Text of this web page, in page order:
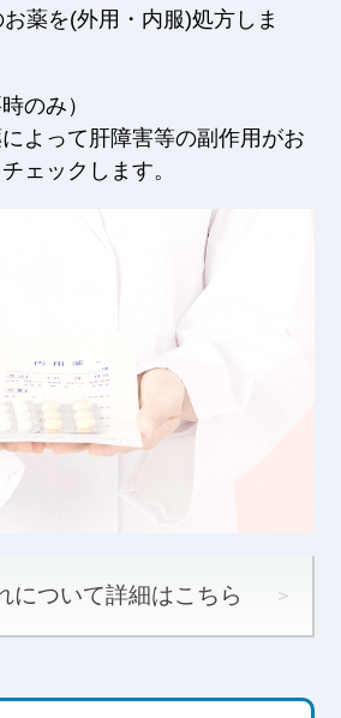
薬を(外用・内服)処方しま
のみ）
よって肝障害等の副作用がお
ェックします。
について詳細はこちら